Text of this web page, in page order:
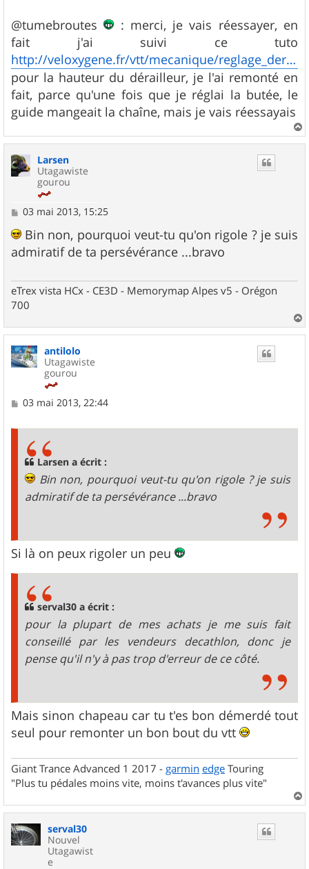
@tumebroutes
: merci, je vais réessayer, en
fait j'ai suivi ce tuto
http://veloxygene.fr/vtt/mecanique/reglage_der_av.htm
pour la hauteur du dérailleur, je l'ai remonté en
fait, parce qu'une fois que je réglai la butée, le
guide mangeait la chaîne, mais je vais réessayais
a
Larsen
Utagawiste
gourou
M
s
a
03 mai 2013, 15:25
Bin non, pourquoi veut-tu qu'on rigole ? je suis
admiratif de ta persévérance ...bravo
eTrex vista HCx - CE3D - Memorymap Alpes v5 - Orégon
700
a
antilolo
Utagawiste
gourou
M
03 mai 2013, 22:44
Larsen a écrit :
Bin non, pourquoi veut-tu qu'on rigole ? je suis
admiratif de ta persévérance ...bravo
Si là on peux rigoler un peu
serval30 a écrit :
pour la plupart de mes achats je me suis fait
conseillé par les vendeurs decathlon, donc je
pense qu'il n'y à pas trop d'erreur de ce côté.
Mais sinon chapeau car tu t'es bon démerdé tout
seul pour remonter un bon bout du vtt
Giant Trance Advanced 1 2017 - garmin edge Touring
"Plus tu pédales moins vite, moins t'avances plus vite"
a
serval30
Nouvel
Utagawist
e